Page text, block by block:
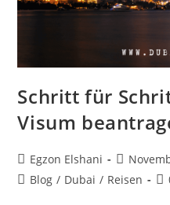
Schritt für
Visum
Egzon Elshani
Blog / Dubai / Reisen